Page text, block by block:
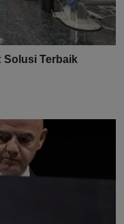
Solusi Terbaik